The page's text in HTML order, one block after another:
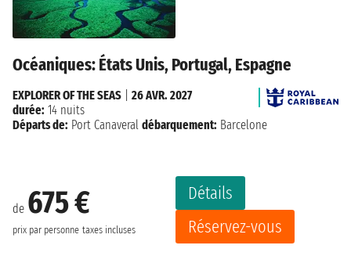
Océaniques: États Unis, Portugal, Espagne
de 675 €
prix par personne taxes incluses
Détails
Réservez-vous
EXPLORER OF THE SEAS
26 AVR. 2027
durée: 14 nuits
Départs de: Port Canaveral débarquement: Barcelone